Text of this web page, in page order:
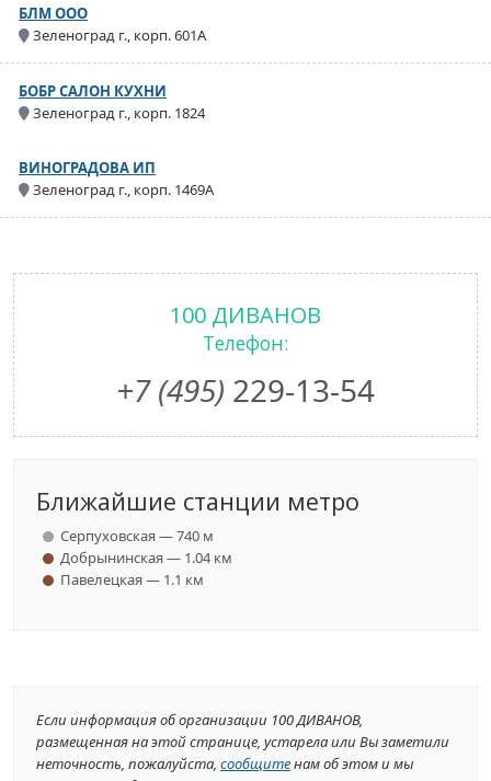
БЛМ ООО
Зеленоград г., корп. 601А
БОБР САЛОН КУХНИ
Зеленоград г., корп. 1824
ВИНОГРАДОВА ИП
Зеленоград г., корп. 1469А
100 ДИВАНОВ
Телефон:
+7 (495) 229-13-54
Ближайшие станции метро
Серпуховская — 740 м
Добрынинская — 1.04 км
Павелецкая — 1.1 км
Если информация об организации 100 ДИВАНОВ,
размещенная на этой странице, устарела или Вы заметили
неточность, пожалуйста, сообщитенам об этом и мы